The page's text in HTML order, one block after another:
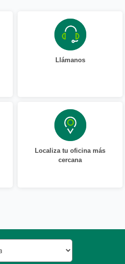
Llámanos
Localiza tu oficina más
cercana